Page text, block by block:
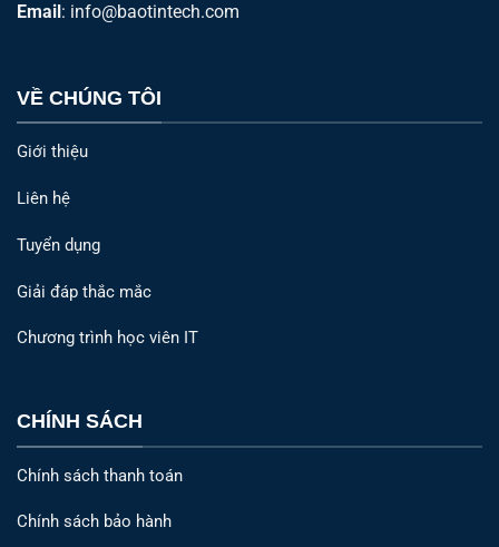
Email: info@baotintech.com
VỀ CHÚNG TÔI
Giới thiệu
Liên hệ
Tuyển dụng
Giải đáp thắc mắc
Chương trình học viên IT
CHÍNH SÁCH
Chính sách thanh toán
Chính sách bảo hành